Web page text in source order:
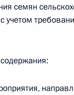
«О пробации в
№ 267-ФЗ
закона «О
семян